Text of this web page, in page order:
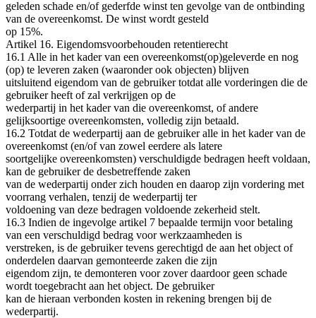
geleden schade en/of gederfde winst ten gevolge van de ontbinding
van de overeenkomst. De winst wordt gesteld
op 15%.
Artikel 16. Eigendomsvoorbehouden retentierecht
16.1 Alle in het kader van een overeenkomst(op)geleverde en nog
(op) te leveren zaken (waaronder ook objecten) blijven
uitsluitend eigendom van de gebruiker totdat alle vorderingen die de
gebruiker heeft of zal verkrijgen op de
wederpartij in het kader van die overeenkomst, of andere
gelijksoortige overeenkomsten, volledig zijn betaald.
16.2 Totdat de wederpartij aan de gebruiker alle in het kader van de
overeenkomst (en/of van zowel eerdere als latere
soortgelijke overeenkomsten) verschuldigde bedragen heeft voldaan,
kan de gebruiker de desbetreffende zaken
van de wederpartij onder zich houden en daarop zijn vordering met
voorrang verhalen, tenzij de wederpartij ter
voldoening van deze bedragen voldoende zekerheid stelt.
16.3 Indien de ingevolge artikel 7 bepaalde termijn voor betaling
van een verschuldigd bedrag voor werkzaamheden is
verstreken, is de gebruiker tevens gerechtigd de aan het object of
onderdelen daarvan gemonteerde zaken die zijn
eigendom zijn, te demonteren voor zover daardoor geen schade
wordt toegebracht aan het object. De gebruiker
kan de hieraan verbonden kosten in rekening brengen bij de
wederpartij.